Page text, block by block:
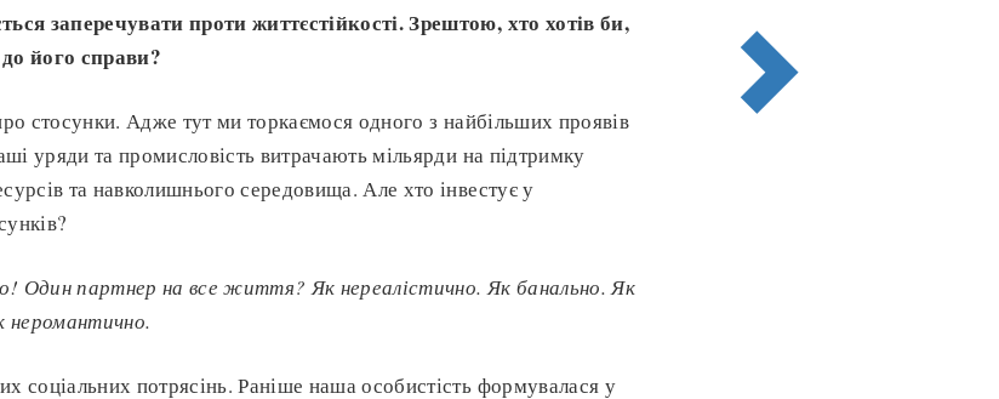
заперечувати проти життєстійкості. Зрештою, хто хотів би,
його справи?
стосунки. Адже тут ми торкаємося одного з найбільших проявів
уряди та промисловість витрачають мільярди на підтримку
та навколишнього середовища. Але хто інвестує у
партнер на все життя? Як нереалістично. Як банально. Як
неромантично.
соціальних потрясінь. Раніше наша особистість формувалася у